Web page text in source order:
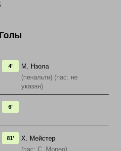
Голы
М. Нзола
(пенальти) (пас: не
указан)
4'
6'
Х. Мейстер
(пас: С. Морео)
81'